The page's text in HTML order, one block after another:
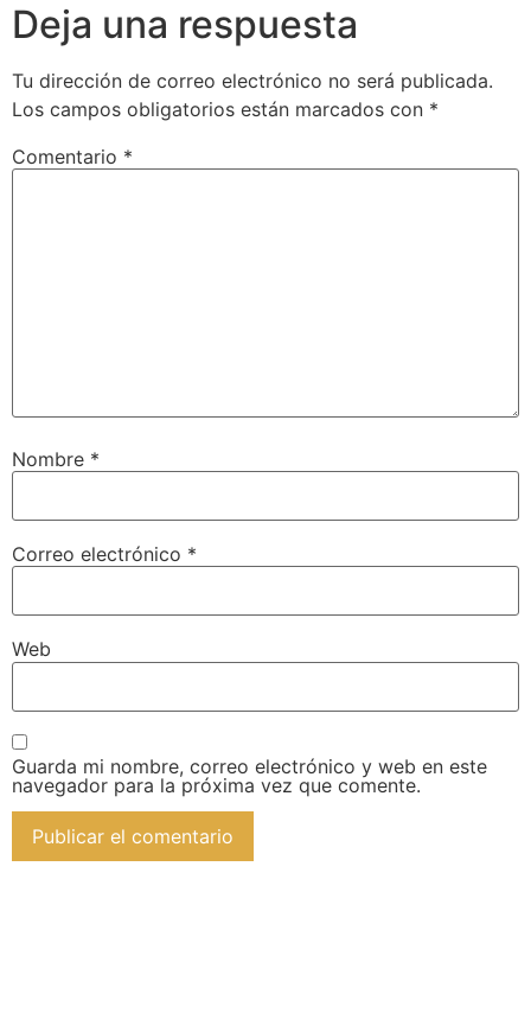
Deja una respuesta
Tu dirección de correo electrónico no será publicada.
Los campos obligatorios están marcados con *
Comentario *
Nombre *
Correo electrónico *
Web
Guarda mi nombre, correo electrónico y web en este
navegador para la próxima vez que comente.